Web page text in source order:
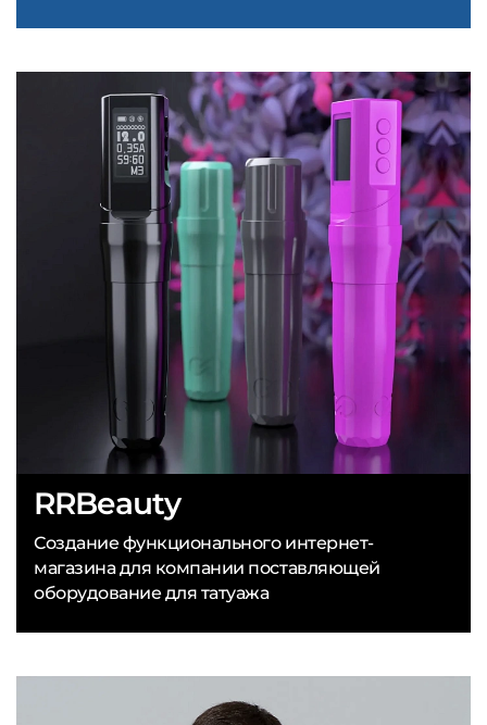
RRBeauty
Создание функционального интернет-
магазина для компании поставляющей
оборудование для татуажа